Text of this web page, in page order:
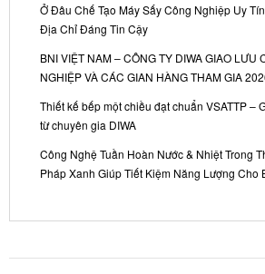
Ở Đâu Chế Tạo Máy Sấy Công Nghiệp Uy
Địa Chỉ Đáng Tin Cậy
BNI VIỆT NAM – CÔNG TY DIWA GIAO LƯU
NGHIỆP VÀ CÁC GIAN HÀNG THAM GIA
Thiết kế bếp một chiều đạt chuẩn VSATTP –
từ chuyên gia DIWA
Công Nghệ Tuần Hoàn Nước & Nhiệt Trong
Pháp Xanh Giúp Tiết Kiệm Năng Lượng Cho